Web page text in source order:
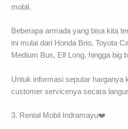
mobil.
Beberapa armada yang bisa kita
ini mulai dari Honda Brio, Toyota
Medium Bus, Elf Long, hingga big
Untuk informasi seputar harganya
customer servicenya secara
3. Rental Mobil Indramayu❤️️